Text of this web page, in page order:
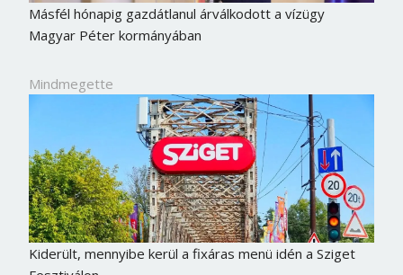
Másfél hónapig gazdátlanul árválkodott a vízügy
Magyar Péter kormányában
Mindmegette
Kiderült, mennyibe kerül a fixáras menü idén a Sziget